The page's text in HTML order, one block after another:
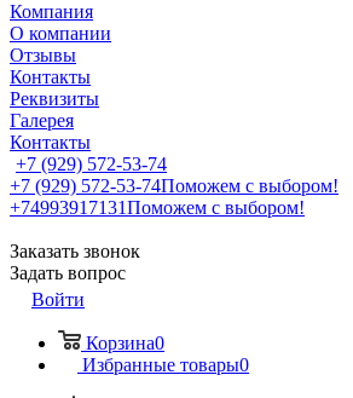
Компания
О компании
Отзывы
Контакты
Реквизиты
Галерея
Контакты
+7 (929) 572-53-74
+7 (929) 572-53-74Поможем с выбором!
+74993917131Поможем с выбором!
Заказать звонок
Задать вопрос
Войти
Корзина0
Избранные товары0